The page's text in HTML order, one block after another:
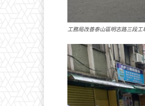
工務局改善泰山區明志路三段工